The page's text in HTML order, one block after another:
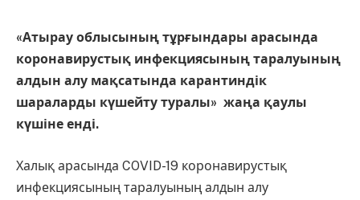
«Атырау облысының тұрғындары арасында
коронавирустық инфекциясының таралуының
алдын алу мақсатында карантиндік
шараларды күшейту туралы» жаңа қаулы
күшіне енді.
Халық арасында COVID-19 коронавирустық
инфекциясының таралуының алдын алу